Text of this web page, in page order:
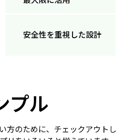
安全性を重視した設計
プル
方のために、チェックアウトし